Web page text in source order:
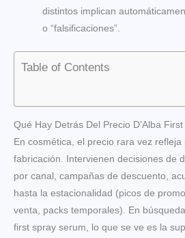
distintos implican
o “falsificaciones”.
Table of Contents
Qué Hay Detrás Del Precio D’Alba
En cosmética, el precio rara vez refleja
fabricación. Intervienen decisiones de
por canal, campañas de descuento,
hasta la estacionalidad (picos de
venta, packs temporales). En
first spray serum, lo que se ve es la